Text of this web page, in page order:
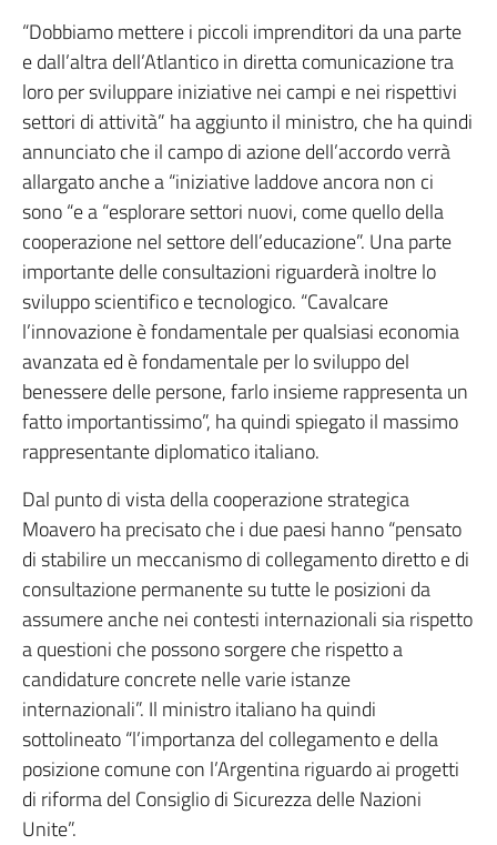
“Dobbiamo mettere i piccoli imprenditori da una parte
e dall’altra dell’Atlantico in diretta comunicazione tra
loro per sviluppare iniziative nei campi e nei rispettivi
settori di attività” ha aggiunto il ministro, che ha quindi
annunciato che il campo di azione dell’accordo verrà
allargato anche a “iniziative laddove ancora non ci
sono “e a “esplorare settori nuovi, come quello della
cooperazione nel settore dell’educazione”. Una parte
importante delle consultazioni riguarderà inoltre lo
sviluppo scientifico e tecnologico. “Cavalcare
l’innovazione è fondamentale per qualsiasi economia
avanzata ed è fondamentale per lo sviluppo del
benessere delle persone, farlo insieme rappresenta un
fatto importantissimo”, ha quindi spiegato il massimo
rappresentante diplomatico italiano.
Dal punto di vista della cooperazione strategica
Moavero ha precisato che i due paesi hanno “pensato
di stabilire un meccanismo di collegamento diretto e di
consultazione permanente su tutte le posizioni da
assumere anche nei contesti internazionali sia rispetto
a questioni che possono sorgere che rispetto a
candidature concrete nelle varie istanze
internazionali”. Il ministro italiano ha quindi
sottolineato “l’importanza del collegamento e della
posizione comune con l’Argentina riguardo ai progetti
di riforma del Consiglio di Sicurezza delle Nazioni
Unite”.